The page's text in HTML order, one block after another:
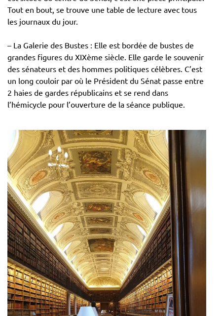
Tout en bout, se trouve une table de lecture avec tous
les journaux du jour.
– La Galerie des Bustes : Elle est bordée de bustes de
grandes figures du XIXème siècle. Elle garde le souvenir
des sénateurs et des hommes politiques célèbres. C’est
un long couloir par où le Président du Sénat passe entre
2 haies de gardes républicains et se rend dans
l’hémicycle pour l’ouverture de la séance publique.